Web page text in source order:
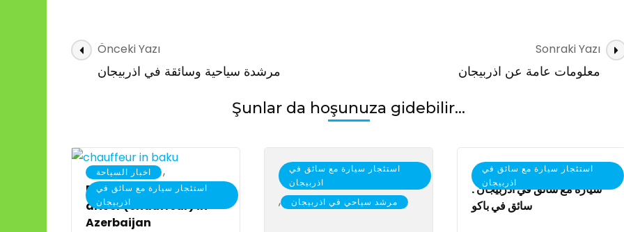
Yazı
dolaşımı
Önceki Yazı
مرشدة سياحية وسائقة في اذربيجان
Sonraki Yazı
معلومات عامة عن اذربيجان
Şunlar da hoşunuza gidebilir...
اخبار السياحة ,
استئجار سيارة مع سائق في
اذربيجان
Private tour guide
driver (chauffeur) in
Azerbaijan
استئجار سيارة مع سائق في
اذربيجان
, مرشد سياحي في اذربيجان
استئجار سيارة مع سائق في
اذربيجان
سيارة مع سائق في أذربيجان .
سائق في باكو